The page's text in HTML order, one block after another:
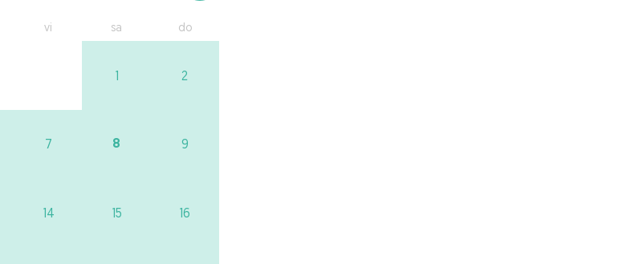
vi sa do
1 2
7 8 9
14 15 16